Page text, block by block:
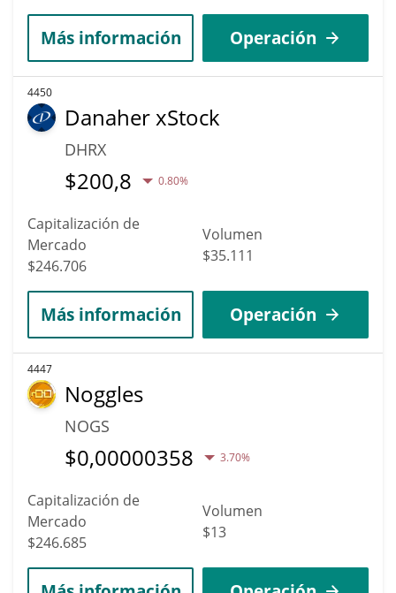
Más información Operación
4450
Danaher xStock
DHRX
$200,8 0.80%
Capitalización de
Mercado
$246.706
Volumen
$35.111
Más información Operación
4447
Noggles
NOGS
$0,00000358 3.70%
Capitalización de
Mercado
$246.685
Volumen
$13